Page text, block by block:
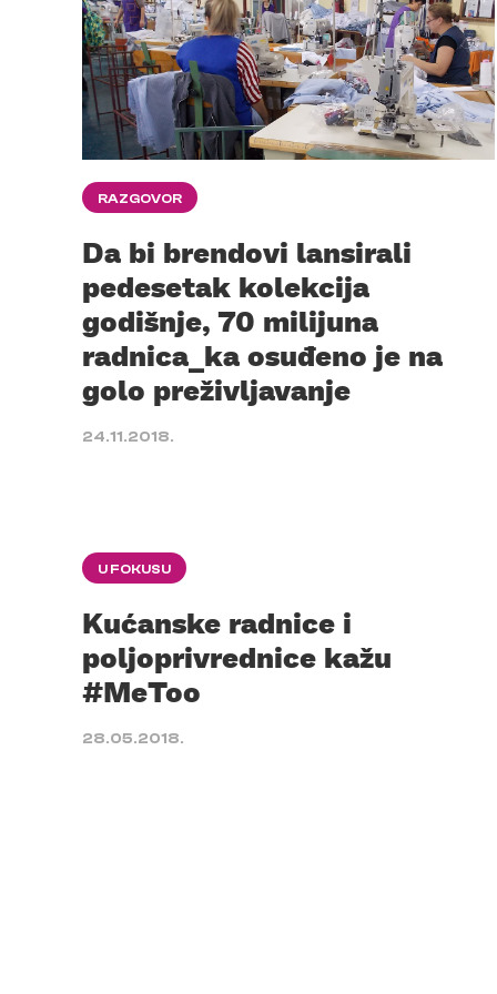
RAZGOVOR
Da bi brendovi lansirali
pedesetak kolekcija
godišnje, 70 milijuna
radnica_ka osuđeno je na
golo preživljavanje
24.11.2018.
U FOKUSU
Kućanske radnice i
poljoprivrednice kažu
#MeToo
28.05.2018.